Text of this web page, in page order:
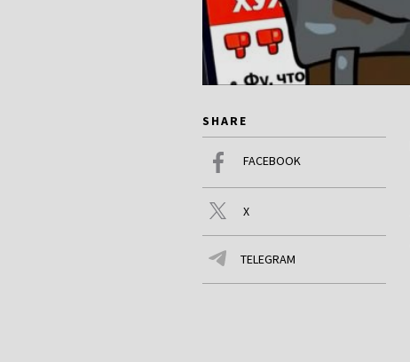
SHARE
FACEBOOK
X
TELEGRAM